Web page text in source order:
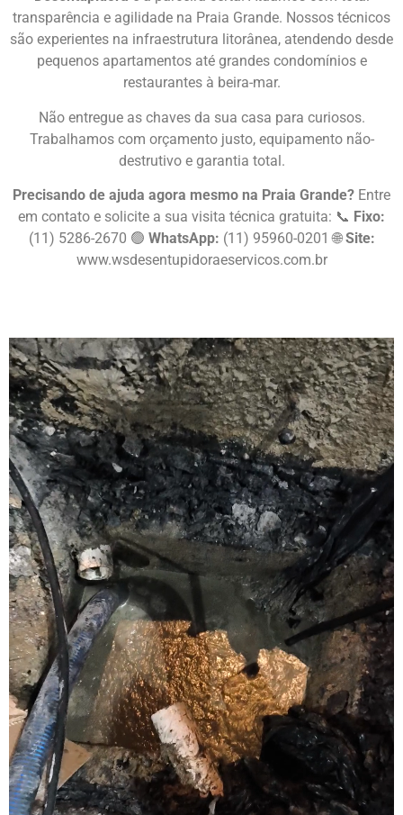
transparência e agilidade na Praia Grande. Nossos técnicos
são experientes na infraestrutura litorânea, atendendo desde
pequenos apartamentos até grandes condomínios e
restaurantes à beira-mar.
Não entregue as chaves da sua casa para curiosos.
Trabalhamos com orçamento justo, equipamento não-
destrutivo e garantia total.
Precisando de ajuda agora mesmo na Praia Grande? Entre
em contato e solicite a sua visita técnica gratuita: 📞 Fixo:
(11) 5286-2670 🟢 WhatsApp: (11) 95960-0201 🌐Site:
www.wsdesentupidoraeservicos.com.br